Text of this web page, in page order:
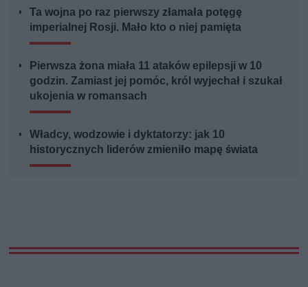
Ta wojna po raz pierwszy złamała potęgę
imperialnej Rosji. Mało kto o niej pamięta
Pierwsza żona miała 11 ataków epilepsji w 10
godzin. Zamiast jej pomóc, król wyjechał i szukał
ukojenia w romansach
Władcy, wodzowie i dyktatorzy: jak 10
historycznych liderów zmieniło mapę świata